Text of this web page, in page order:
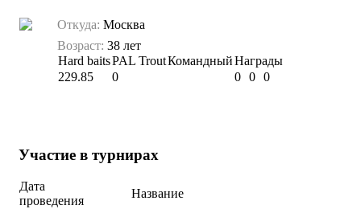
Откуда: Москва
Возраст: 38 лет
Hard baitsPAL TroutКомандныйНаграды
229.85
0 0 0 0
Участие в турнирах
Дата
проведения
Название